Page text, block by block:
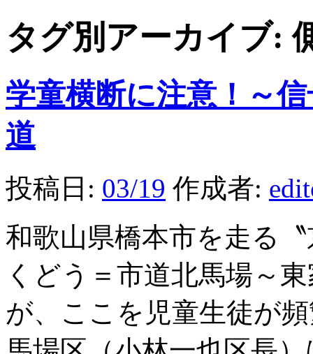
タグ別アーカイブ:
学童横断に注意！～
道
投稿日: 03/19 作成者:
和歌山県橋本市を走る
くどう＝市道北馬場～
が、ここを児童生徒が